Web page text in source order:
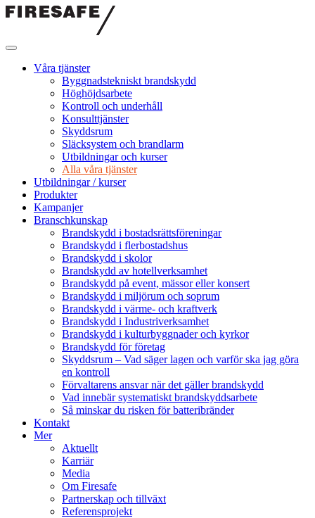
Hoppa
Firesafe
Våra tjänster
Byggnadstekniskt brandskydd
Höghöjdsarbete
Kontroll och underhåll
Konsulttjänster
Skyddsrum
Släcksystem och brandlarm
Utbildningar och kurser
Alla våra tjänster
Utbildningar / kurser
Produkter
Kampanjer
Branschkunskap
Brandskydd i bostadsrättsföreningar
Brandskydd i flerbostadshus
Brandskydd i skolor
Brandskydd av hotellverksamhet
Brandskydd på event, mässor eller konsert
Brandskydd i miljörum och soprum
Brandskydd i värme- och kraftverk
Brandskydd i Industriverksamhet
Brandskydd i kulturbyggnader och kyrkor
Brandskydd för företag
Skyddsrum – Vad säger lagen och varför ska jag göra
en kontroll
Förvaltarens ansvar när det gäller brandskydd
Vad innebär systematiskt brandskyddsarbete
Så minskar du risken för batteribränder
Kontakt
Mer
Aktuellt
Karriär
Media
Om Firesafe
Partnerskap och tillväxt
Referensprojekt